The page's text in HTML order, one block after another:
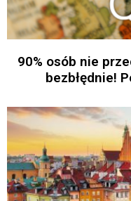
90% osób nie
bezbłędnie!